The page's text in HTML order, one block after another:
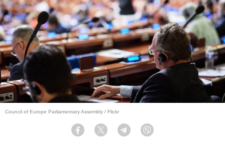
Council of Europe Parliamentary Assembly / Flickr
Facebook Twitter Telegram